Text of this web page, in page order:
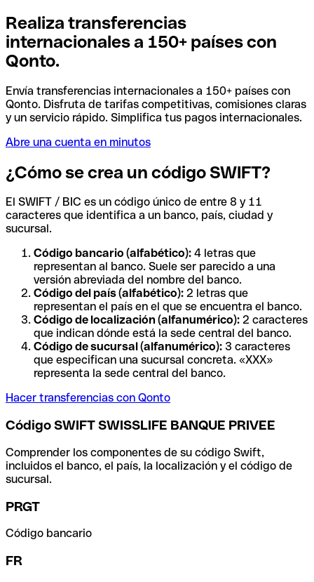
Realiza transferencias
internacionales a 150+ países con
Qonto.
Envía transferencias internacionales a 150+ países con
Qonto. Disfruta de tarifas competitivas, comisiones claras
y un servicio rápido. Simplifica tus pagos internacionales.
Abre una cuenta en minutos
¿Cómo se crea un código SWIFT?
El SWIFT / BIC es un código único de entre 8 y 11
caracteres que identifica a un banco, país, ciudad y
sucursal.
Código bancario (alfabético): 4 letras que
representan al banco. Suele ser parecido a una
versión abreviada del nombre del banco.
Código del país (alfabético): 2 letras que
representan el país en el que se encuentra el banco.
Código de localización (alfanumérico): 2 caracteres
que indican dónde está la sede central del banco.
Código de sucursal (alfanumérico): 3 caracteres
que especifican una sucursal concreta. «XXX»
representa la sede central del banco.
Hacer transferencias con Qonto
Código SWIFT SWISSLIFE BANQUE PRIVEE
Comprender los componentes de su código Swift,
incluidos el banco, el país, la localización y el código de
sucursal.
PRGT
Código bancario
FR